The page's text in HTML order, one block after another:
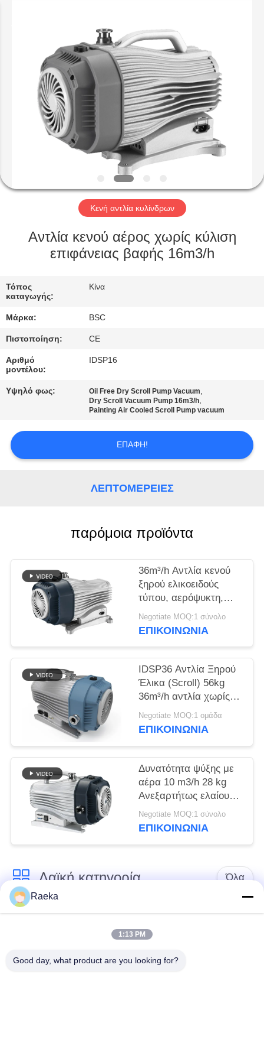
ΣΠΊΤΙ
ΠΡΟΪΌΝΤΑ
ΣΧΕΤΙΚΆ
ΕΜΆΣ
ΕΠΙΣΚΕΨΉ
ΕΡΓΟΣΤΑΣΊΟΥ
ΠΟΙΌΤΗΤΑΣ
ΕΠΙΚΟΙΝΩΝΉΣΤΕ
ΜΑΖΊ
ΜΑΣ
ΠΡΟΣΦΟΡΆ
COMPRESSOR
SITEMAP
ΠΟΛΙΤΙΚΉ
ΑΠΟΡΡΉΤΟΥ
Κενή αντλία κυλίνδρων
Αντλία κενού αέρος χωρίς κύλιση
επιφάνειας βαφής 16m3/h
Τόπος
καταγωγής:
Κίνα
Μάρκα: BSC
Πιστοποίηση: CE
Αριθμό
μοντέλου:
IDSP16
Υψηλό φως: Oil Free Dry Scroll Pump Vacuum,
Dry Scroll Vacuum Pump 16m3/h,
Painting Air Cooled Scroll Pump vacuum
ΕΠΑΦΉ!
ΛΕΠΤΟΜΈΡΕΙΕΣ
παρόμοια προϊόντα
36m³/h Αντλία κενού
ξηρού ελικοειδούς
τύπου, αερόψυκτη,
χωρίς λάδι
Negotiate MOQ:1 σύνολο
ΕΠΙΚΟΙΝΩΝΊΑ
IDSP36 Αντλία Ξηρού
Έλικα (Scroll) 56kg
36m³/h αντλία χωρίς
λάδι
Negotiate MOQ:1 ομάδα
ΕΠΙΚΟΙΝΩΝΊΑ
Δυνατότητα ψύξης με
αέρα 10 m3/h 28 kg
Ανεξαρτήτως ελαίου
αντλία κενού, αντλία
ξηρού κυλίνδρου
Negotiate MOQ:1 σύνολο
ΕΠΙΚΟΙΝΩΝΊΑ
Λαϊκή κατηγορία Όλα
περιστροφική vane
Κενή αντλία
κυλίνδρων
Ξηρά κενή αντλία
Raeka
1:13 PM
Good day, what product are you looking for?